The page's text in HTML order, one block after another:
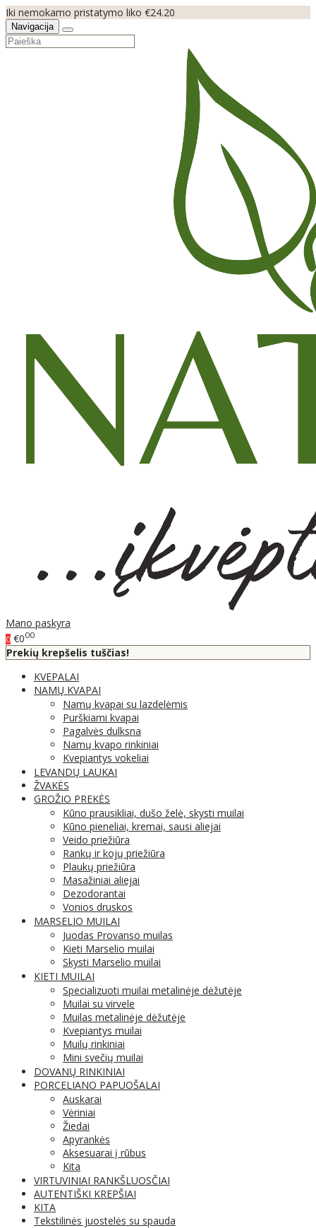
Iki nemokamo pristatymo liko €24.20
Navigacija
Mano paskyra
0 €000
Prekių krepšelis tuščias!
KVEPALAI
NAMŲ KVAPAI
Namų kvapai su lazdelėmis
Purškiami kvapai
Pagalvės dulksna
Namų kvapo rinkiniai
Kvepiantys vokeliai
LEVANDŲ LAUKAI
ŽVAKĖS
GROŽIO PREKĖS
Kūno prausikliai, dušo želė, skysti muilai
Kūno pieneliai, kremai, sausi aliejai
Veido priežiūra
Rankų ir kojų priežiūra
Plaukų priežiūra
Masažiniai aliejai
Dezodorantai
Vonios druskos
MARSELIO MUILAI
Juodas Provanso muilas
Kieti Marselio muilai
Skysti Marselio muilai
KIETI MUILAI
Specializuoti muilai metalinėje dėžutėje
Muilai su virvele
Muilas metalinėje dėžutėje
Kvepiantys muilai
Muilų rinkiniai
Mini svečių muilai
DOVANŲ RINKINIAI
PORCELIANO PAPUOŠALAI
Auskarai
Vėriniai
Žiedai
Apyrankės
Aksesuarai į rūbus
Kita
VIRTUVINIAI RANKŠLUOSČIAI
AUTENTIŠKI KREPŠIAI
KITA
Tekstilinės juostelės su spauda